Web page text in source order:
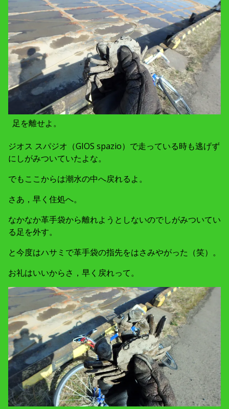
足を離せよ。
ジオス スパジオ（GIOS spazio）で走っている時も逃げず
にしがみついていたよな。
でもここからは潮水の中へ戻れるよ。
さあ，早く住処へ。
なかなか革手袋から離れようとしないのでしがみついてい
る足を外す。
と今度はハサミで革手袋の指先をはさみやがった（笑）。
お礼はいいからさ，早く戻れって。